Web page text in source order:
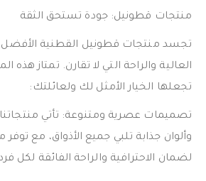
منتجات قطونيل: جودة تستحق الثقة
تجسد منتجات قطونيل القطنية الأفضل
العالية والراحة التي لا تقارن. تمتاز هذه
تجعلها الخيار الأمثل لك ولعائلتك:
تصميمات عصرية ومتنوعة: تأتي
وألوان جذابة تلبي جميع الأذواق، مع
لضمان الاحترافية والراحة الفائقة لكل